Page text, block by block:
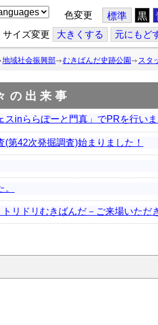
色変更 標準 黒
サイズ変更 大きくする 元にもど
地域社会振興部 むきばんだ史跡公園 スタ
の出来事
スinららぽーと門真」でPRを行い
第42次発掘調査)始まりました！
リドリむきばんだ－ご来場いただ